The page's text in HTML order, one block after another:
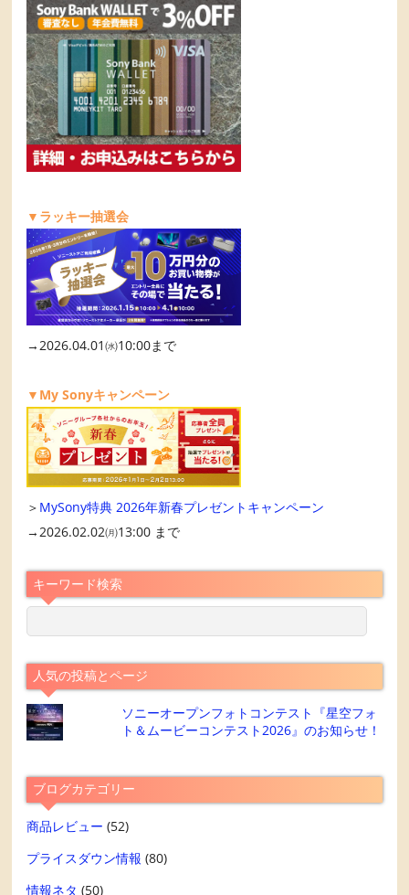
▼ラッキー抽選会
→2026.04.01㈬10:00まで
▼My Sonyキャンペーン
＞ MySony特典 2026年新春プレゼントキャンペーン
→2026.02.02㈪13:00 まで
キーワード検索
人気の投稿とページ
ソニーオープンフォトコンテスト『星空フォ
ト＆ムービーコンテスト2026』のお知らせ！
ブログカテゴリー
商品レビュー (52)
プライスダウン情報 (80)
情報ネタ (50)